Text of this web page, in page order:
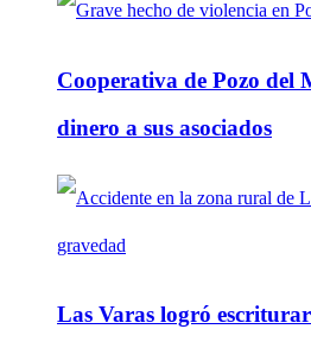
Cooperativa de Pozo del
dinero a sus asociados
Las Varas logró